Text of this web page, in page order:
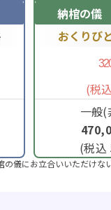
納棺の儀
おくりび
(税込
一般
(税込
にお立合いいただけない